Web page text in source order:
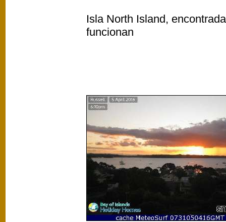
Isla North Island,
funcionan